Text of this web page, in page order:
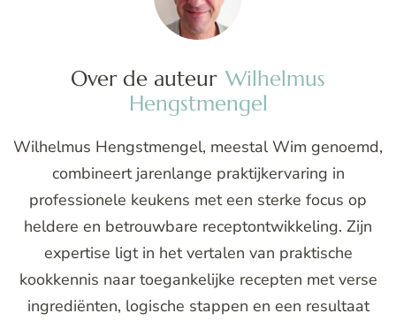
Over de auteur Wilhelmus
Hengstmengel
Wilhelmus Hengstmengel, meestal Wim genoemd,
combineert jarenlange praktijkervaring in
professionele keukens met een sterke focus op
heldere en betrouwbare receptontwikkeling. Zijn
expertise ligt in het vertalen van praktische
kookkennis naar toegankelijke recepten met verse
ingrediënten, logische stappen en een resultaat